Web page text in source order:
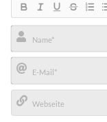
Name*
E-
Mail*